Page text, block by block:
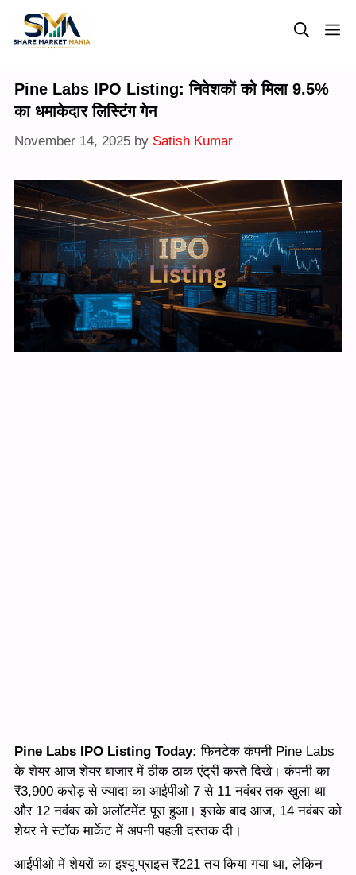
content
Pine Labs IPO Listing: निवेशकों को मिला 9.5%
का धमाकेदार लिस्टिंग गेन
November 14, 2025 by Satish Kumar
Pine Labs IPO Listing Today:फिनटेक कंपनी Pine Labs
के शेयर आज शेयर बाजार में ठीक ठाक एंट्री करते दिखे। कंपनी का
₹3,900 करोड़ से ज्यादा का आईपीओ 7 से 11 नवंबर तक खुला था
और 12 नवंबर को अलॉटमेंट पूरा हुआ। इसके बाद आज, 14 नवंबर को
शेयर ने स्टॉक मार्केट में अपनी पहली दस्तक दी।
आईपीओ में शेयरों का इश्यू प्राइस ₹221 तय किया गया था, लेकिन